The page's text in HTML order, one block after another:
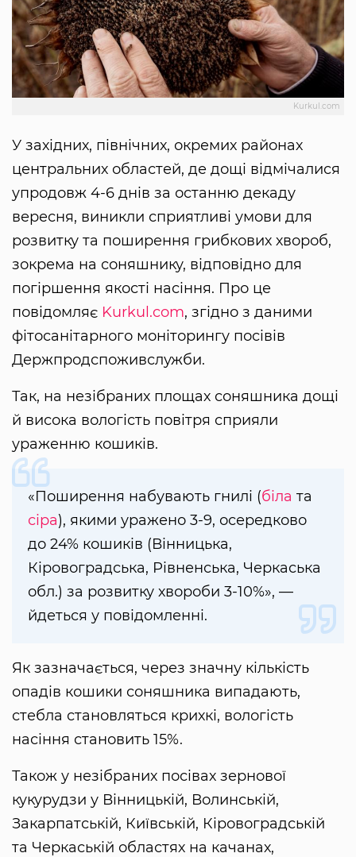
Kurkul.com
У західних, північних, окремих районах
центральних областей, де дощі відмічалися
упродовж 4-6 днів за останню декаду
вересня, виникли сприятливі умови для
розвитку та поширення грибкових хвороб,
зокрема на соняшнику, відповідно для
погіршення якості насіння. Про це
повідомляє Kurkul.com, згідно з даними
фітосанітарного моніторингу посівів
Держпродспоживслужби.
Так, на незібраних площах соняшника дощі
й висока вологість повітря сприяли
ураженню кошиків.
«Поширення набувають гнилі (біла та
сіра), якими уражено 3-9, осередково
до 24% кошиків (Вінницька,
Кіровоградська, Рівненська, Черкаська
обл.) за розвитку хвороби 3-10%», —
йдеться у повідомленні.
Як зазначається, через значну кількість
опадів кошики соняшника випадають,
стебла становляться крихкі, вологість
насіння становить 15%.
Також у незібраних посівах зернової
кукурудзи у Вінницькій, Волинській,
Закарпатській, Київській, Кіровоградській
та Черкаській областях на качанах,